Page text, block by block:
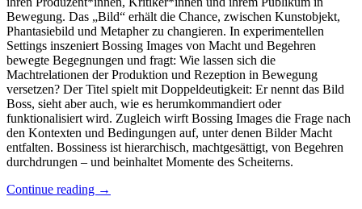
Bewegung. Das „Bild“ erhält die Chance, zwischen Kunstobjekt,
Phantasiebild und Metapher zu changieren. In experimentellen
Settings inszeniert Bossing Images von Macht und Begehren
bewegte Begegnungen und fragt: Wie lassen sich die
Machtrelationen der Produktion und Rezeption in Bewegung
versetzen? Der Titel spielt mit Doppeldeutigkeit: Er nennt das Bild
Boss, sieht aber auch, wie es herumkommandiert oder
funktionalisiert wird. Zugleich wirft Bossing Images die Frage nach
den Kontexten und Bedingungen auf, unter denen Bilder Macht
entfalten. Bossiness ist hierarchisch, machtgesättigt, von Begehren
durchdrungen – und beinhaltet Momente des Scheiterns.
Continue reading →